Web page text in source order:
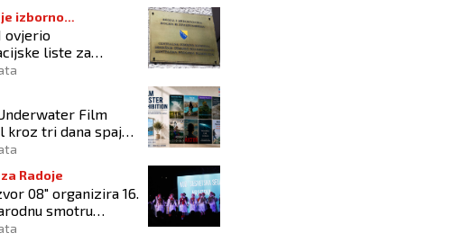
izborno
ovjerio
liste za
mandate na
Film
kroz tri dana spaja
filma i more
Radoje
08" organizira 16.
smotru
2026"